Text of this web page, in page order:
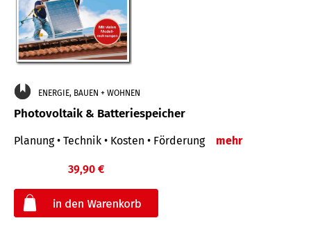
ENERGIE, BAUEN + WOHNEN
Photovoltaik & Batteriespeicher
Planung • Technik • Kosten • Förderung mehr
39,90 €